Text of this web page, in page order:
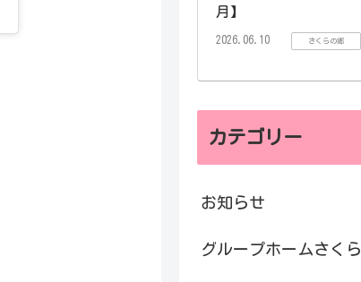
月】
2026.06.10 さくらの郷
カテゴリー
お知らせ
グループホームさくら